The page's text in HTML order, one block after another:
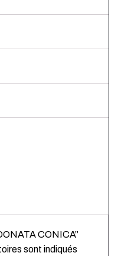
CONICA”
sont indiqués